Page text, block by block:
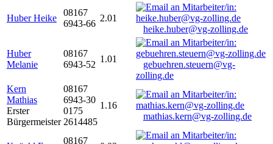
Huber Heike
08167
6943-66
2.01
heike.huber@vg-zolling.de
Huber
Melanie
08167
6943-52
1.01
gebuehren.steuern@vg-
zolling.de
Kern
Mathias
Erster
Bürgermeister
08167
6943-30
0175
2614485
1.16
mathias.kern@vg-zolling.de
08167